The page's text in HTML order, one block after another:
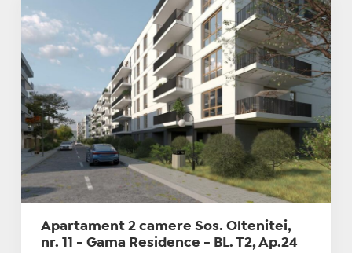
Apartament 2 camere Sos. Oltenitei,
nr. 11 - Gama Residence - BL. T2, Ap.24